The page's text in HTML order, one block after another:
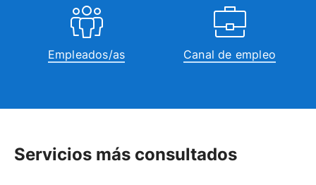
Empleados/as Canal de empleo
Servicios más consultados